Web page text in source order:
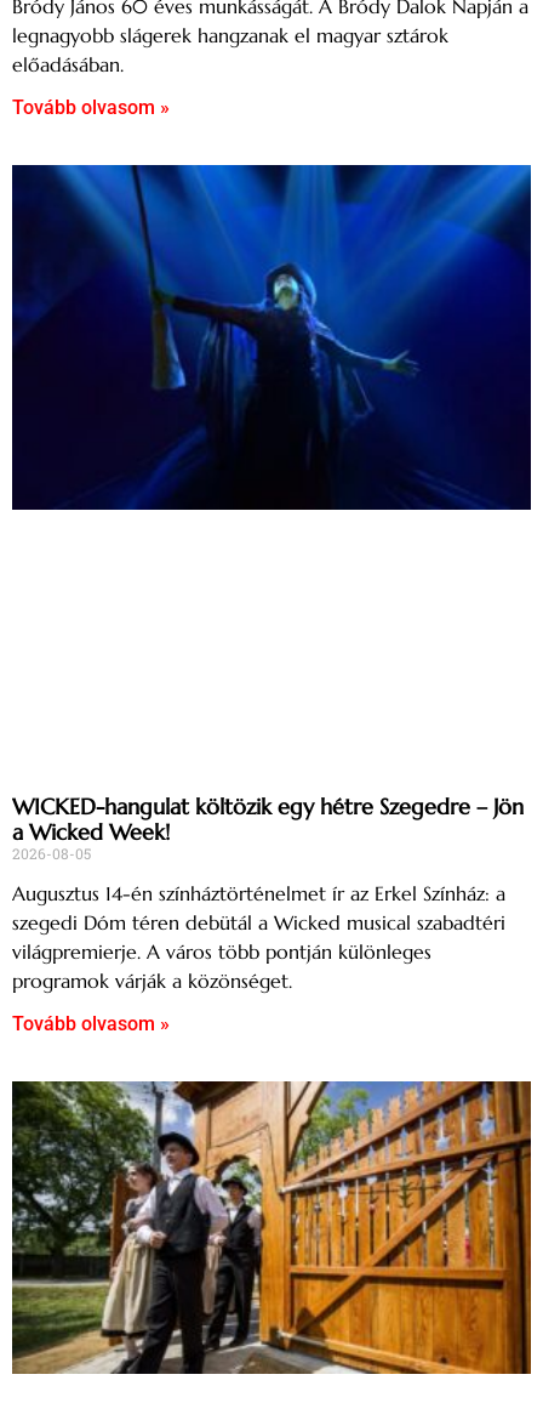
Bródy János 60 éves munkásságát. A Bródy Dalok Napján a
legnagyobb slágerek hangzanak el magyar sztárok
előadásában.
Tovább olvasom »
WICKED-hangulat költözik egy hétre Szegedre – Jön
a Wicked Week!
2026-08-05
Augusztus 14-én színháztörténelmet ír az Erkel Színház: a
szegedi Dóm téren debütál a Wicked musical szabadtéri
világpremierje. A város több pontján különleges
programok várják a közönséget.
Tovább olvasom »